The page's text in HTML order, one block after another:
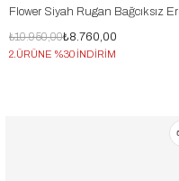
₺8.760,00
₺10.950,00
2.ÜRÜNE %30 İNDİRİM